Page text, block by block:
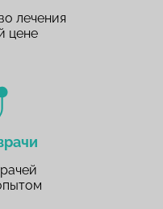
лечения
цене